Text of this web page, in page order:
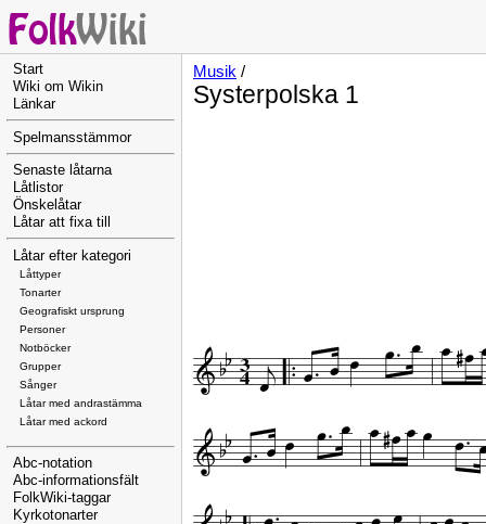
Start
Wiki om Wikin
Länkar
Spelmansstämmor
Senaste låtarna
Låtlistor
Önskelåtar
Låtar att fixa till
Låtar efter kategori
Låttyper
Tonarter
Geografiskt ursprung
Personer
Notböcker
Grupper
Sånger
Låtar med andrastämma
Låtar med ackord
Abc-notation
Abc-informationsfält
FolkWiki-taggar
Kyrkotonarter
Musik /
Systerpolska 1